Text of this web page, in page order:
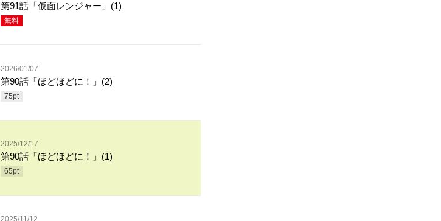
第91話「仮面レンジャー」(1)
無料
2026/01/07
第90話「ほどほどに！」(2)
75pt
2025/12/17
第90話「ほどほどに！」(1)
65pt
2025/11/12